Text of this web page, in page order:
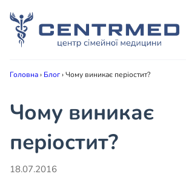
Головна› Блог›Чому виникає періостит?
Чому виникає
періостит?
18.07.2016